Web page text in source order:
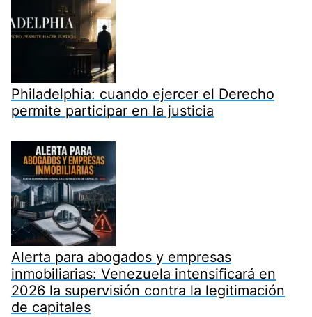
Philadelphia: cuando ejercer el Derecho
permite participar en la justicia
Alerta para abogados y empresas
inmobiliarias: Venezuela intensificará en
2026 la supervisión contra la legitimación
de capitales